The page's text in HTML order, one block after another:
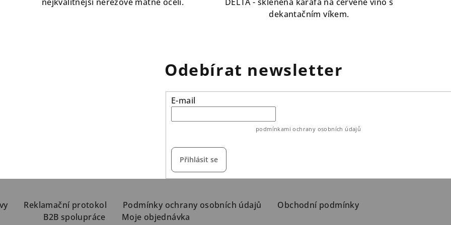
z
dekantačním víkem.
Odebírat newsletter
E-mail
podmínkami ochrany osobních údajů
Přihlásit se
Reklamační protokol Podmínky ochrany osobních údajů
Obchodní podmínky
B2B spolupráce
Moje objednávka